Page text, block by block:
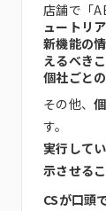
店舗で「
ュートリ
新機能の
えるべき
個社ごと
その他、
す。
実行して
示させる
CSが口頭